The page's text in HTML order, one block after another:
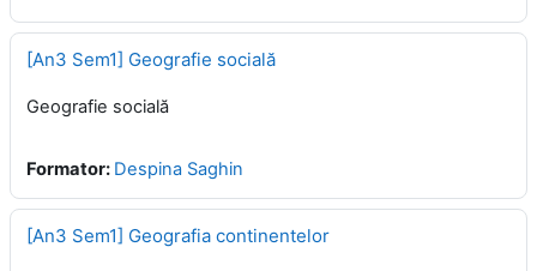
[An3 Sem1] Geografie socială
Geografie socială
Formator: Despina Saghin
[An3 Sem1] Geografia continentelor